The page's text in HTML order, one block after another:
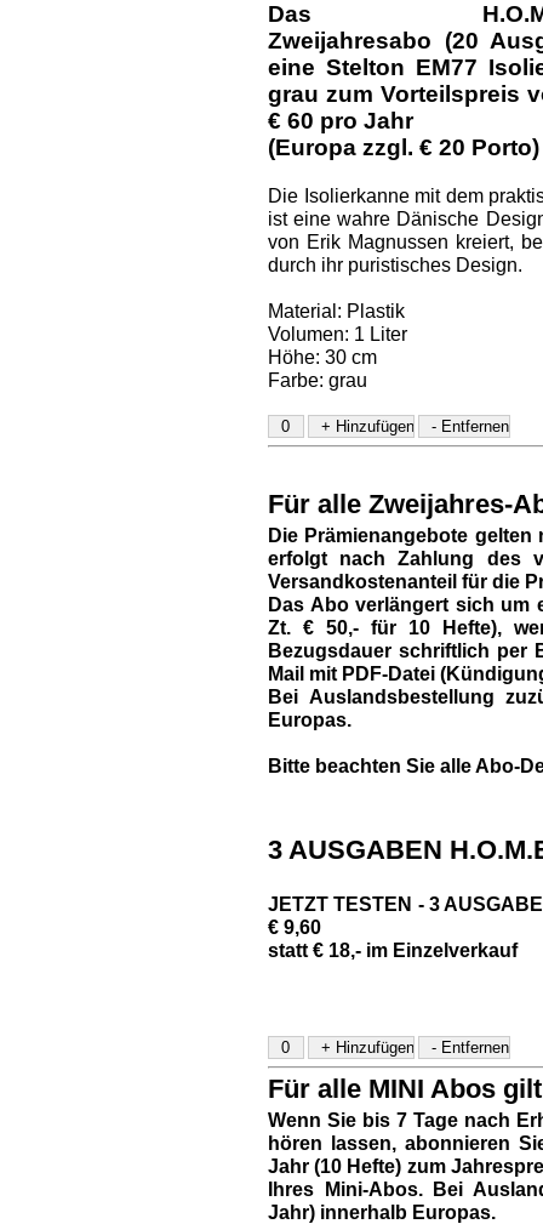
Das H.O.M.E.-
Zweijahresabo (20
eine Stelton EM77
grauzum Vorteilspreis
€ 60 pro Jahr
(Europa zzgl. € 20 Porto)
Die Isolierkanne mit dem
ist eine wahre Dänische
von Erik Magnussen kreiert,
durch ihr puristisches Design.
Material: Plastik
Volumen: 1 Liter
Höhe: 30 cm
Farbe: grau
Für alle Zweijahres-
Die Prämienangebote
erfolgt nach Zahlung des
Versandkostenanteil für die
Das Abo verlängert sich um
Zt. € 50,- für 10 Hefte),
Bezugsdauer schriftlich per
Mail mit PDF-Datei
Bei Auslandsbestellung
Europas.
Bitte beachten Sie alle Abo-
3 AUSGABEN
JETZT TESTEN - 3
€ 9,60
statt € 18,- im Einzelverkauf
Für alle MINI Abos
Wenn Sie bis 7 Tage nach
hören lassen, abonnieren
Jahr (10 Hefte) zum
Ihres Mini-Abos. Bei
Jahr) innerhalb Europas.